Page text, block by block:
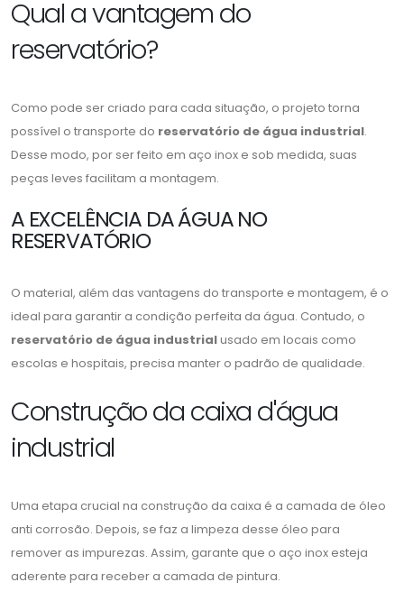
Qual a vantagem do
reservatório?
Como pode ser criado para cada situação, o projeto torna
possível o transporte do reservatório de água industrial.
Desse modo, por ser feito em aço inox e sob medida, suas
peças leves facilitam a montagem.
A EXCELÊNCIA DA ÁGUA NO
RESERVATÓRIO
O material, além das vantagens do transporte e montagem, é o
ideal para garantir a condição perfeita da água. Contudo, o
reservatório de água industrialusado em locais como
escolas e hospitais, precisa manter o padrão de qualidade.
Construção da caixa d'água
industrial
Uma etapa crucial na construção da caixa é a camada de óleo
anti corrosão. Depois, se faz a limpeza desse óleo para
remover as impurezas. Assim, garante que o aço inox esteja
aderente para receber a camada de pintura.